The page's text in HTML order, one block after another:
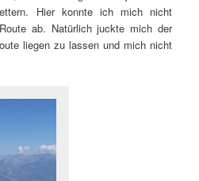
Hier konnte ich mich nicht
ab. Natürlich juckte mich der
liegen zu lassen und mich nicht